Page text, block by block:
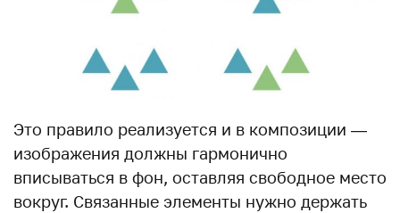
Это правило реализуется и в композиции —
изображения должны гармонично
вписываться в фон, оставляя свободное место
вокруг. Связанные элементы нужно держать